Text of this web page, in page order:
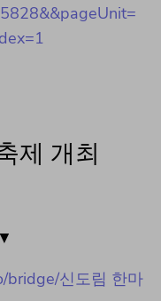
제 개최
bridge/신도림 한마